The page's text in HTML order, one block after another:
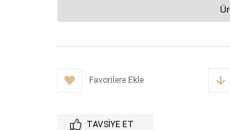
Favorilere Ekle
TAVSIYE ET